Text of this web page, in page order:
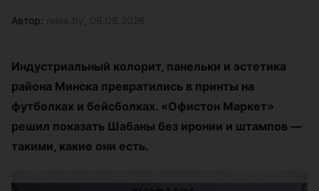
Автор:
Индустриальный колорит, панельки и эстетика
района Минска превратились в принты на
футболках и бейсболках. «Офистон Маркет»
решил показать Шабаны без иронии и штампов —
такими, какие они есть.